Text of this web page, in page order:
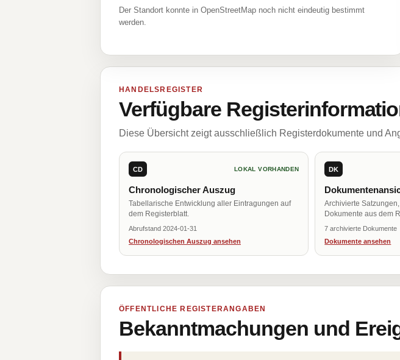
Der Standort konnte in OpenStreetMap noch nicht eindeutig bestimmt
werden.
HANDELSREGISTER
Verfügbare
Diese Übersicht zeigt ausschließlich Registerdokumente und
CD LOKAL VORHANDEN
Chronologischer Auszug
Tabellarische Entwicklung aller Eintragungen auf
dem Registerblatt.
Abrufstand 2024-01-31
Chronologischen Auszug ansehen
DK
Archivierte
Dokumente aus dem
7 archivierte Dokumente
Dokumente ansehen
ÖFFENTLICHE REGISTERANGABEN
Bekanntmachungen und